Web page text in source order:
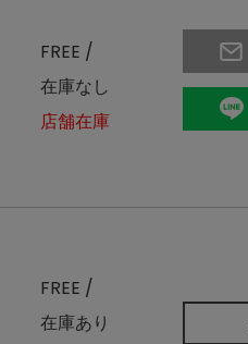
FREE /
在庫なし
店舗在庫
FREE /
在庫あり